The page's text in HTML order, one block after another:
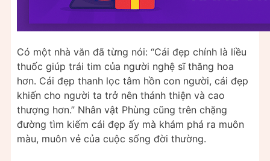
Có một nhà văn đã từng nói: “Cái đẹp chính là liều
thuốc giúp trái tim của người nghệ sĩ thăng hoa
hơn. Cái đẹp thanh lọc tâm hồn con người, cái đẹp
khiến cho người ta trở nên thánh thiện và cao
thượng hơn.” Nhân vật Phùng cũng trên chặng
đường tìm kiếm cái đẹp ấy mà khám phá ra muôn
màu, muôn vẻ của cuộc sống đời thường.